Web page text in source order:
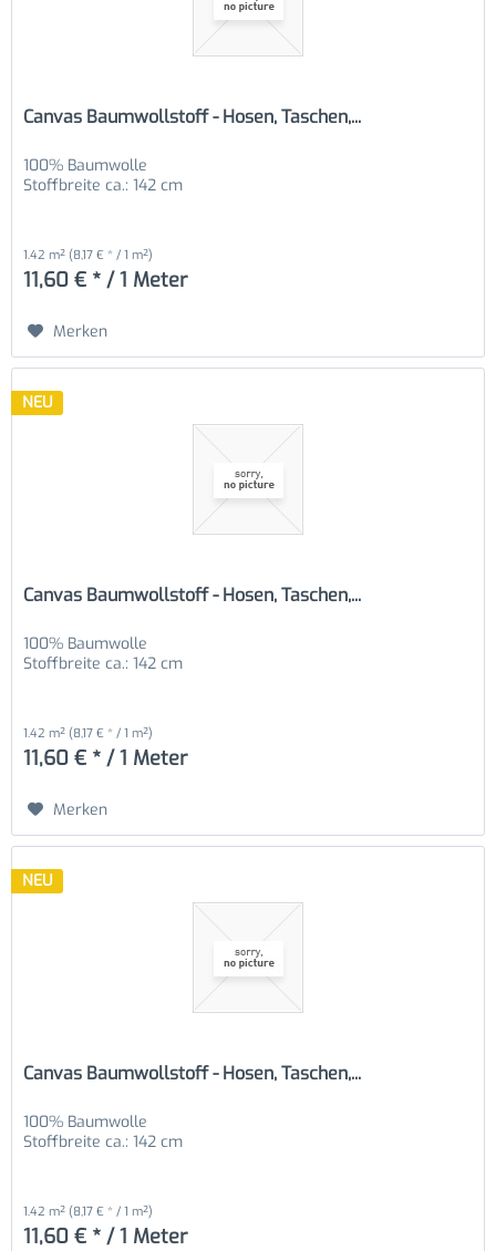
Canvas Baumwollstoff - Hosen, Taschen,...
100% Baumwolle
Stoffbreite ca.: 142 cm
1.42 m² (8,17 € * / 1 m²)
11,60 € * / 1 Meter
Merken
NEU
Canvas Baumwollstoff - Hosen, Taschen,...
100% Baumwolle
Stoffbreite ca.: 142 cm
1.42 m² (8,17 € * / 1 m²)
11,60 € * / 1 Meter
Merken
NEU
Canvas Baumwollstoff - Hosen, Taschen,...
100% Baumwolle
Stoffbreite ca.: 142 cm
1.42 m² (8,17 € * / 1 m²)
11,60 € * / 1 Meter